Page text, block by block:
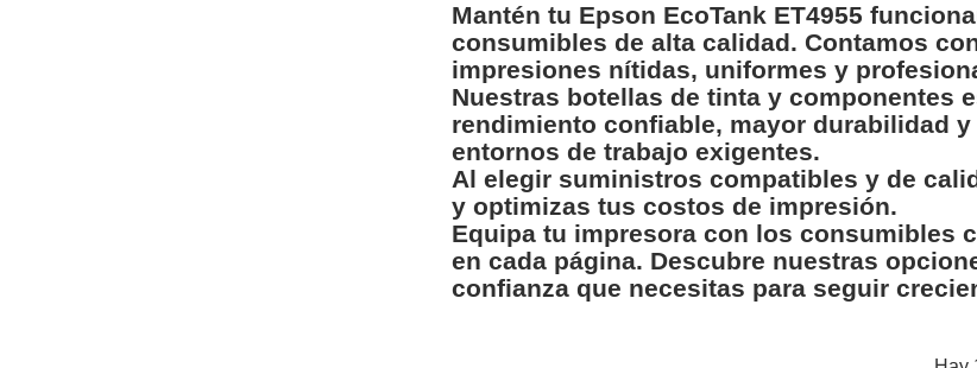
Mantén tu Epson EcoTank ET4955
consumibles de alta calidad. Contamos
impresiones nítidas, uniformes y
Nuestras botellas de tinta y componentes
rendimiento confiable, mayor durabilidad
entornos de trabajo exigentes.
Al elegir suministros compatibles y de
y optimizas tus costos de impresión.
Equipa tu impresora con los consumibles
en cada página. Descubre nuestras
confianza que necesitas para seguir